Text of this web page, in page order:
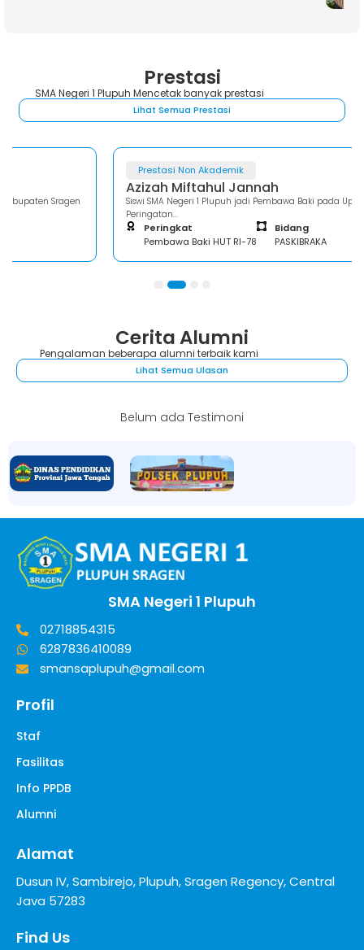
Prestasi
SMA Negeri 1 Plupuh Mencetak banyak prestasi
Lihat Semua Prestasi
Prestasi Non Akademik
Azizah Miftahul Jannah
Siswi SMA Negeri 1 Plupuh jadi Pembawa Baki pada Upacara
Pembawa Baki HUT RI-78
Bidang
PASKIBRAKA
4
Cerita Alumni
Pengalaman beberapa alumni terbaik kami
Lihat Semua Ulasan
Belum ada Testimoni
SMA Negeri 1 Plupuh
02718854315
6287836410089
smansaplupuh@gmail.com
Profil
Staf
Fasilitas
Info PPDB
Alumni
Alamat
Dusun IV, Sambirejo, Plupuh, Sragen Regency, Central
Java 57283
Find Us